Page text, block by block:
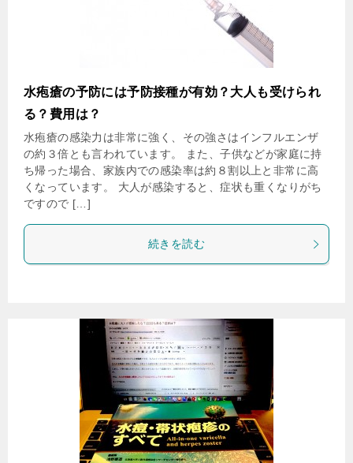
水疱瘡の予防には予防接種が有効？大人も受けられ
る？費用は？
水疱瘡の感染力は非常に強く、その強さはインフルエンザ
の約３倍とも言われています。 また、子供などが家庭に持
ち帰った場合、家族内での感染率は約８割以上と非常に高
くなっています。 大人が感染すると、症状も重くなりがち
ですので […]
続きを読む